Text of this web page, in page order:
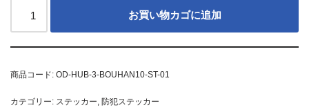
お買い物カゴに追加
商品コード: OD-HUB-3-BOUHAN10-ST-01
カテゴリー: ステッカー, 防犯ステッカー